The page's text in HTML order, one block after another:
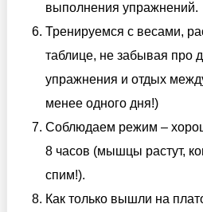
выполнения упражнений.
Тренируемся с весами,
таблице, не забывая про
упражнения и отдых
менее одного дня!)
Соблюдаем режим –
8 часов (мышцы растут,
спим!).
Как только вышли на